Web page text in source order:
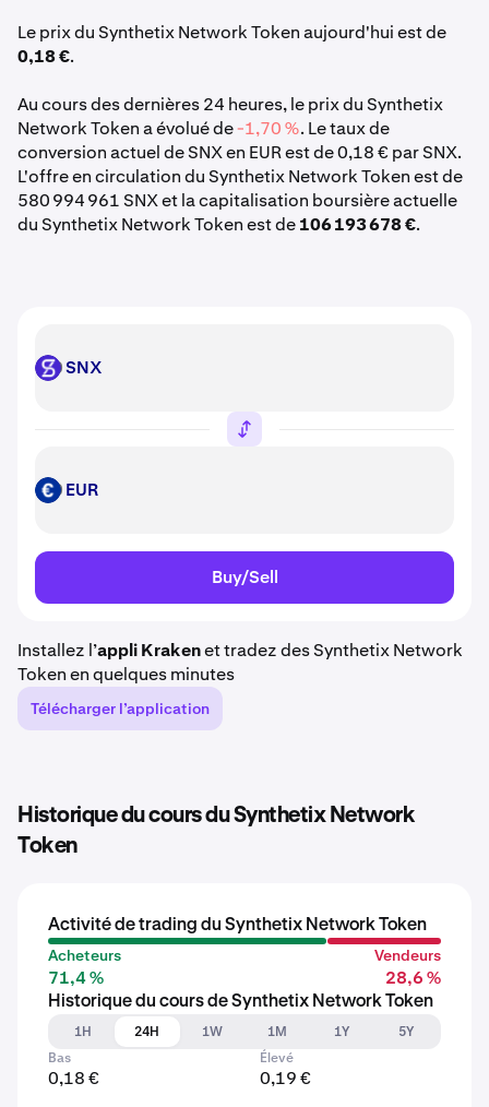
Le prix du Synthetix Network Token aujourd'hui est de
0,18 €.
Au cours des dernières 24 heures, le prix du Synthetix
Network Token a évolué de-1,70 %. Le taux de
conversion actuel de SNX en EUR est de 0,18 € par SNX.
L'offre en circulation du Synthetix Network Token est de
580 994 961 SNX et la capitalisation boursière actuelle
du Synthetix Network Token est de106 193 678 €.
SNX SNX
EUR EUR
Buy/Sell
Installez l’appli Krakenet tradez des Synthetix Network
Token en quelques minutes
Télécharger l’application
Historique du cours du Synthetix Network
Token
Activité de trading du Synthetix Network Token
Acheteurs
71,4 %
Vendeurs
28,6 %
Historique du cours de Synthetix Network Token
1H
24H 1W 1M 1Y
5Y
Bas
0,18 €
Élevé
0,19 €